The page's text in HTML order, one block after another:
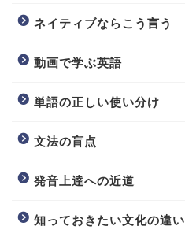
ネイティブならこう言う
動画で学ぶ英語
単語の正しい使い分け
文法の盲点
発音上達への近道
知っておきたい文化の違い